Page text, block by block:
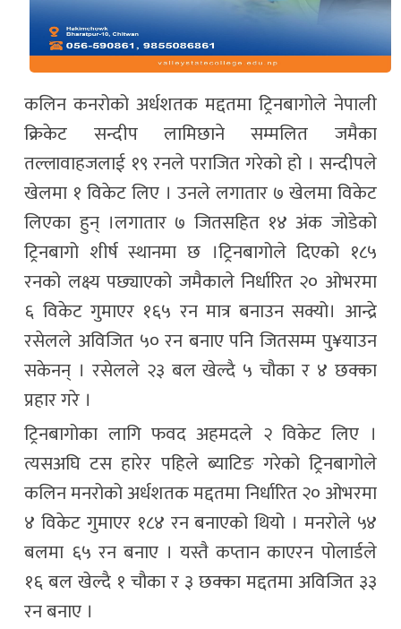
कलिन कनरोको अर्धशतक मद्दतमा ट्रिनबागोले नेपाली
क्रिकेट सन्दीप लामिछाने सम्मलित जमैका
तल्लावाहजलाई १९ रनले पराजित गरेको हो । सन्दीपले
खेलमा १ विकेट लिए । उनले लगातार ७ खेलमा विकेट
लिएका हुन् ।लगातार ७ जितसहित १४ अंक जोडेको
ट्रिनबागो शीर्ष स्थानमा छ ।ट्रिनबागोले दिएको १८५
रनको लक्ष्य पछ्याएको जमैकाले निर्धारित २० ओभरमा
६ विकेट गुमाएर १६५ रन मात्र बनाउन सक्यो। आन्द्रे
रसेलले अविजित ५० रन बनाए पनि जितसम्म पु¥याउन
सकेनन् । रसेलले २३ बल खेल्दै ५ चौका र ४ छक्का
प्रहार गरे ।
ट्रिनबागोका लागि फवद अहमदले २ विकेट लिए ।
त्यसअघि टस हारेर पहिले ब्याटिङ गरेको ट्रिनबागोले
कलिन मनरोको अर्धशतक मद्दतमा निर्धारित २० ओभरमा
४ विकेट गुमाएर १८४ रन बनाएको थियो । मनरोले ५४
बलमा ६५ रन बनाए । यस्तै कप्तान काएरन पोलार्डले
१६ बल खेल्दै १ चौका र ३ छक्का मद्दतमा अविजित ३३
रन बनाए ।